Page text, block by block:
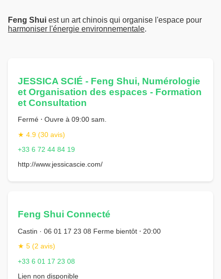
Feng Shui est un art chinois qui organise l'espace pour
harmoniser l'énergie environnementale.
JESSICA SCIÉ - Feng Shui, Numérologie
et Organisation des espaces - Formation
et Consultation
Fermé ⋅ Ouvre à 09:00 sam.
★ 4.9 (30 avis)
+33 6 72 44 84 19
http://www.jessicascie.com/
Feng Shui Connecté
Castin · 06 01 17 23 08 Ferme bientôt ⋅ 20:00
★ 5 (2 avis)
+33 6 01 17 23 08
Lien non disponible